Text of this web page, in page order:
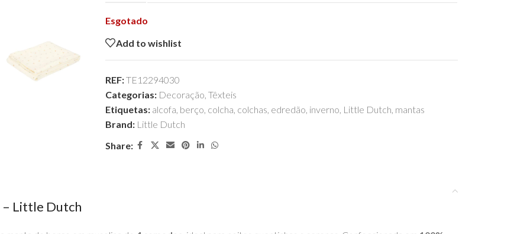
Esgotado
Add to wishlist
REF:TE12294030
Categorias: Decoração, Têxteis
Etiquetas: alcofa, berço, colcha, colchas, edredão, inverno, Little Dutch, mantas
Brand: Little Dutch
Share:
– Little Dutch